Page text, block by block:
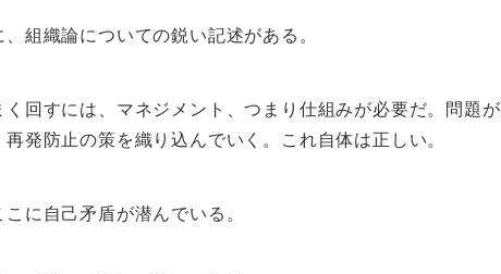
組織論についての鋭い記述がある。
く回すには、マネジメント、つまり仕組みが必要だ。問題
再発防止の策を織り込んでいく。これ自体は正しい。
こに自己矛盾が潜んでいる。